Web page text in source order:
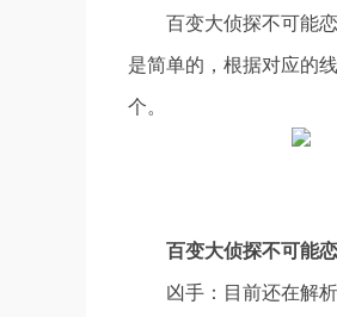
百变大侦探不可能
是简单的，根据对应的
个。
百变大侦探不可能
凶手：目前还在解